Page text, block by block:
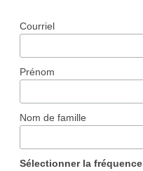
Courriel
Prénom
Nom de famille
Sélectionner la fréquence